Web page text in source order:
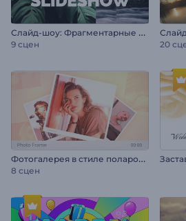
С
лайд-шоу: Фрагментарные переходы
9 сцен 20
Ф
отогалерея в стиле полароид
8 сцен